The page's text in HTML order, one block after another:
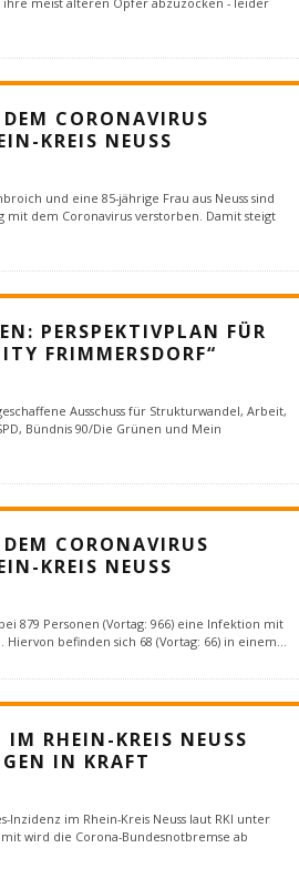
CORONAVIRUS
KREIS NEUSS
und eine 85-jährige Frau aus Neuss sind
mit dem Coronavirus verstorben. Damit steigt
PERSPEKTIVPLAN FÜR
FRIMMERSDORF“
Ausschuss für Strukturwandel, Arbeit,
Bündnis 90/Die Grünen und Mein
CORONAVIRUS
KREIS NEUSS
879 Personen (Vortag: 966) eine Infektion mit
Hiervon befinden sich 68 (Vortag: 66) in einem...
IM RHEIN-KREIS NEUSS
IN KRAFT
Inzidenz im Rhein-Kreis Neuss laut RKI unter
wird die Corona-Bundesnotbremse ab